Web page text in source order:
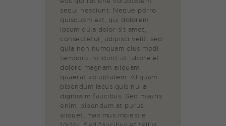
sequi nesciunt. Neque porro
quisquam est, qui dolorem
ipsum quia dolor sit amet,
consectetur, adipisci velit, sed
quia non numquam eius modi
tempora incidunt ut labore et
dolore magnam aliquam
quaerat voluptatem. Aliquam
bibendum lacus quis nulla
dignissim faucibus. Sed mauris
enim, bibendum at purus
aliquet, maximus molestie